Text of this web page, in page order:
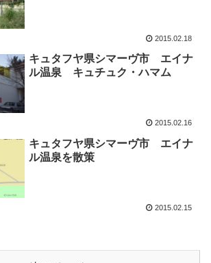
2015.02.18
キュタフヤ県シマーヴ市 エイナ
ル温泉 キュチュク・ハマム
2015.02.16
キュタフヤ県シマーヴ市 エイナ
ル温泉を散策
2015.02.15